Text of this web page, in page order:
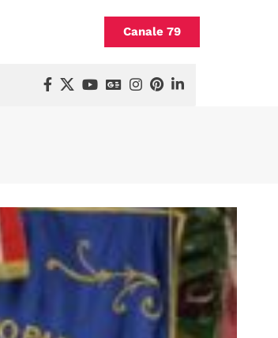
Canale 79